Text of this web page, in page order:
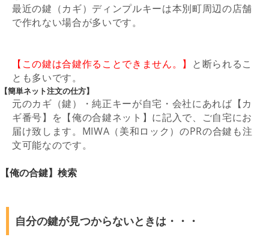
最近の鍵（カギ）ディンプルキーは本別町周辺の店舗
で作れない場合が多いです。
【この鍵は合鍵作ることできません。 】 と断られるこ
とも多いです。
【簡単ネット注文の仕方】
元のカギ（鍵）・純正キーが自宅・会社にあれば【カ
ギ番号】を【俺の合鍵ネット】に記入で、ご自宅にお
届け致します。MIWA（美和ロック）のPRの合鍵も注
文可能なのです。
【俺の合鍵】検索
自分の鍵が見つからないときは・・・